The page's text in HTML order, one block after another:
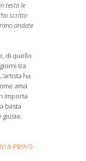
testa le
scritto
andate
di quello
tra
ha
ama
importa
basta
PB9V0